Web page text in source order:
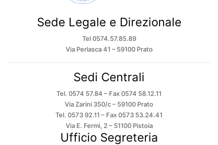
Sede Legale e Direzionale
Tel 0574.57.85.89
Via Perlasca 41 – 59100 Prato
Sedi Centrali
Tel. 0574 57.84 – Fax 0574 58.12.11
Via Zarini 350/c – 59100 Prato
Tel. 0573 92.11 – Fax 0573 53.24.41
Via E. Fermi, 2 – 51100 Pistoia
Ufficio Segreteria